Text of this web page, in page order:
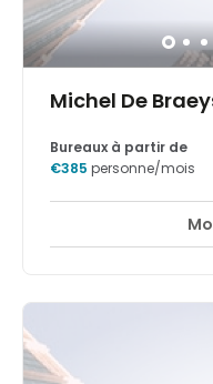
Michel De
l'Escaut, au sud
complexe de bureaux
et zones résidentielles.
Bureaux à partir de
€385 personne/mois